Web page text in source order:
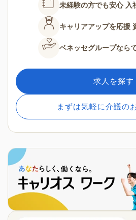
未経験の方でも安心 入
キャリアアップを応援
ベネッセグループなら
求人を探す
まずは気軽に介護の